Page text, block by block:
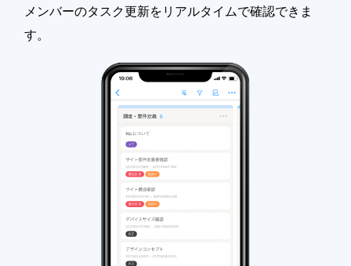
メンバーのタスク更新をリアルタイムで確認できま
す。